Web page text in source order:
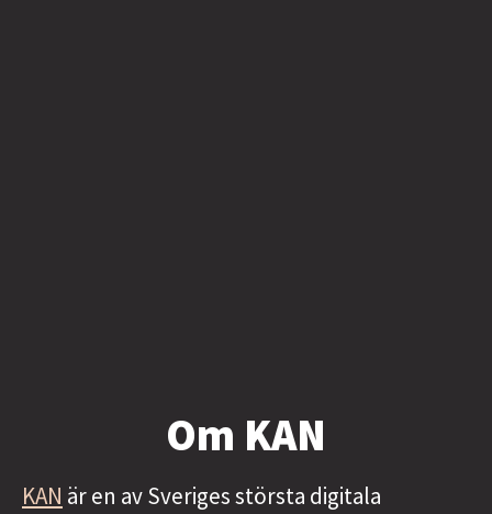
Om KAN
KAN är en av Sveriges största digitala